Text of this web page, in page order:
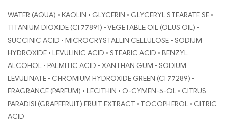
WATER (AQUA) • KAOLIN • GLYCERIN • GLYCERYL STEARATE SE •
TITANIUM DIOXIDE (CI 77891) • VEGETABLE OIL (OLUS OIL) •
SUCCINIC ACID • MICROCRYSTALLIN CELLULOSE • SODIUM
HYDROXIDE • LEVULINIC ACID • STEARIC ACID • BENZYL
ALCOHOL • PALMITIC ACID • XANTHAN GUM • SODIUM
LEVULINATE • CHROMIUM HYDROXIDE GREEN (CI 77289) •
FRAGRANCE (PARFUM) • LECITHIN • O-CYMEN-5-OL • CITRUS
PARADISI (GRAPEFRUIT) FRUIT EXTRACT • TOCOPHEROL • CITRIC
ACID